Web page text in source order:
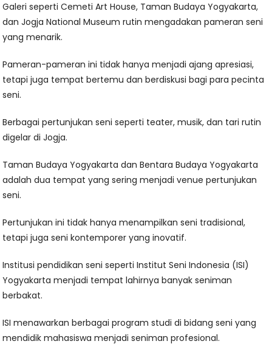
Galeri seperti Cemeti Art House, Taman Budaya Yogyakarta,
dan Jogja National Museum rutin mengadakan pameran seni
yang menarik.
Pameran-pameran ini tidak hanya menjadi ajang apresiasi,
tetapi juga tempat bertemu dan berdiskusi bagi para pecinta
seni.
Berbagai pertunjukan seni seperti teater, musik, dan tari rutin
digelar di Jogja.
Taman Budaya Yogyakarta dan Bentara Budaya Yogyakarta
adalah dua tempat yang sering menjadi venue pertunjukan
seni.
Pertunjukan ini tidak hanya menampilkan seni tradisional,
tetapi juga seni kontemporer yang inovatif.
Institusi pendidikan seni seperti Institut Seni Indonesia (ISI)
Yogyakarta menjadi tempat lahirnya banyak seniman
berbakat.
ISI menawarkan berbagai program studi di bidang seni yang
mendidik mahasiswa menjadi seniman profesional.